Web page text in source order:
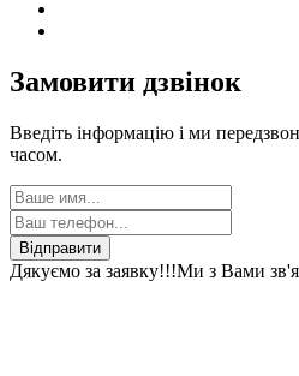
Замовити дзвінок
Введіть інформацію і ми
часом.
Відправити
Дякуємо за заявку!!!Ми з Вами